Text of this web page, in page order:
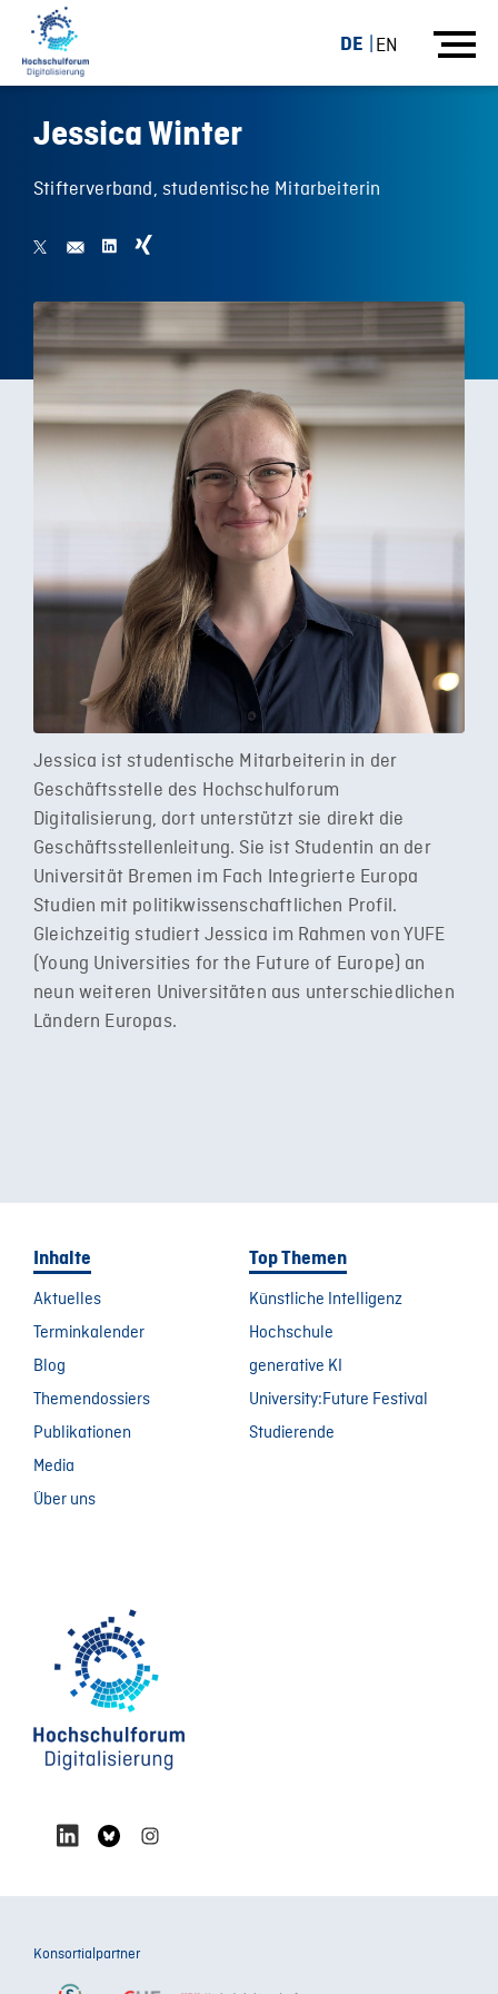
DE EN
Jessica Winter
Stifterverband, studentische Mitarbeiterin
Jessica ist studentische Mitarbeiterin in der
Geschäftsstelle des Hochschulforum
Digitalisierung, dort unterstützt sie direkt die
Geschäftsstellenleitung. Sie ist Studentin an der
Universität Bremen im Fach Integrierte Europa
Studien mit politikwissenschaftlichen Profil.
Gleichzeitig studiert Jessica im Rahmen von YUFE
(Young Universities for the Future of Europe) an
neun weiteren Universitäten aus unterschiedlichen
Ländern Europas.
Inhalte
Aktuelles
Terminkalender
Blog
Themendossiers
Publikationen
Media
Über uns
Top Themen
Künstliche Intelligenz
Hochschule
generative KI
University:Future Festival
Studierende
Konsortialpartner